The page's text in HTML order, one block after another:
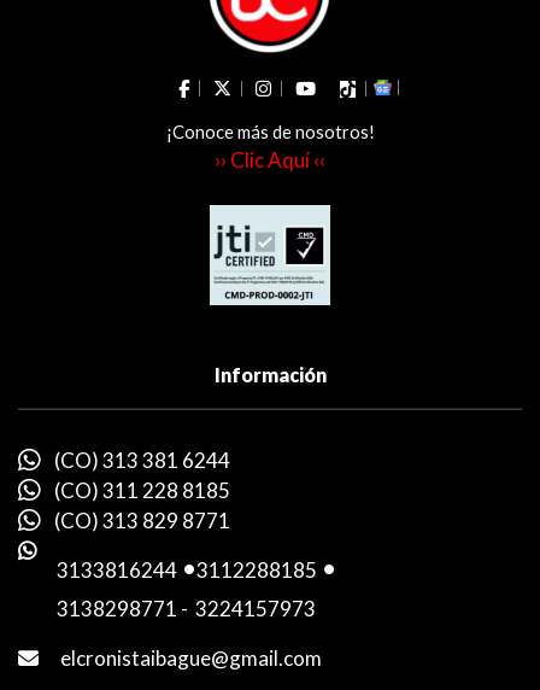
¡Conoce más de nosotros!
›› Clic Aquí ‹‹
Información
(CO) 313 381 6244
(CO) 311 228 8185
(CO) 313 829 8771
3133816244 -3112288185 -
3138298771 - 3224157973
elcronistaibague@gmail.com